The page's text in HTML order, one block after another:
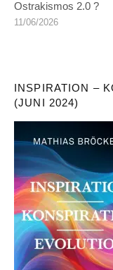
Ostrakismos 2.0 ?
11/06/2026
INSPIRATION –
(JUNI 2024)